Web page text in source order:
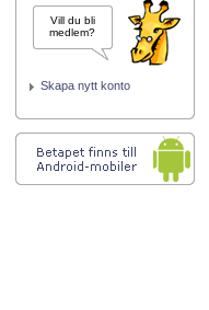
Vill du bli
medlem?
Skapa nytt konto